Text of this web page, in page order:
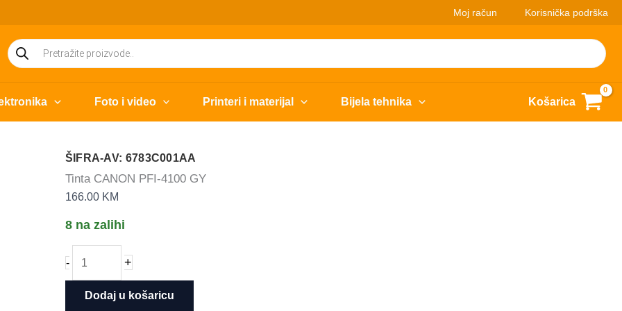
Moj račun Korisnička podrška
Products
search
Foto i video Printeri i materijal Bijela tehnika Košarica
ŠIFRA-AV: 6783C001AA
Tinta CANON PFI-4100 GY
166.00 KM
8 na zalihi
-
CANON
+
Dodaj u košaricu